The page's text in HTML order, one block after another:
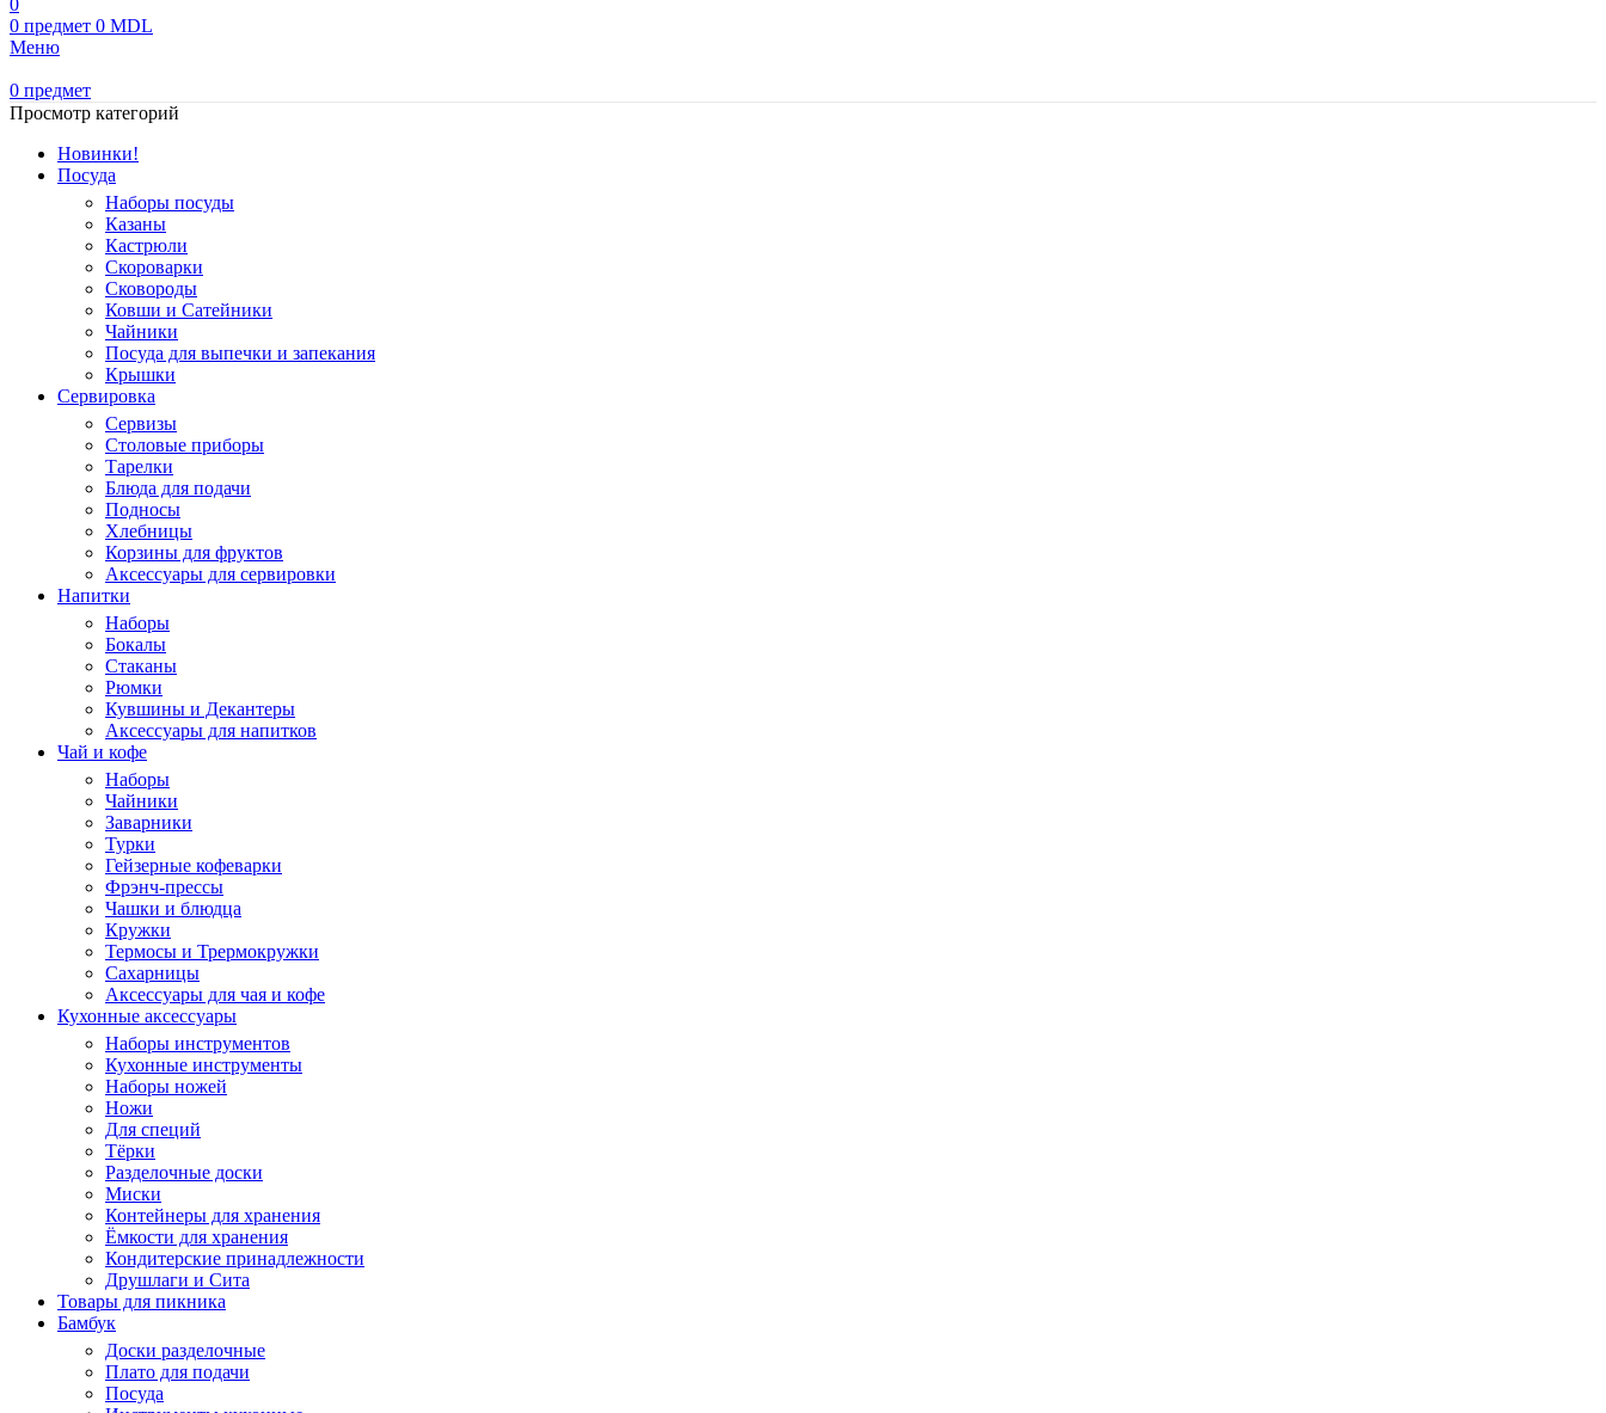
0
0 предмет 0 MDL
Меню
0 предмет
Просмотр категорий
Новинки!
Посуда
Наборы посуды
Казаны
Кастрюли
Скороварки
Сковороды
Ковши и Сатейники
Чайники
Посуда для выпечки и запекания
Крышки
Сервировка
Сервизы
Столовые приборы
Тарелки
Блюда для подачи
Подносы
Хлебницы
Корзины для фруктов
Аксессуары для сервировки
Напитки
Наборы
Бокалы
Стаканы
Рюмки
Кувшины и Декантеры
Аксессуары для напитков
Чай и кофе
Наборы
Чайники
Заварники
Турки
Гейзерные кофеварки
Фрэнч-прессы
Чашки и блюдца
Кружки
Термосы и Трермокружки
Сахарницы
Аксессуары для чая и кофе
Кухонные аксессуары
Наборы инструментов
Кухонные инструменты
Наборы ножей
Ножи
Для специй
Тёрки
Разделочные доски
Миски
Контейнеры для хранения
Ёмкости для хранения
Кондитерские принадлежности
Друшлаги и Сита
Товары для пикника
Бамбук
Доски разделочные
Плато для подачи
Посуда